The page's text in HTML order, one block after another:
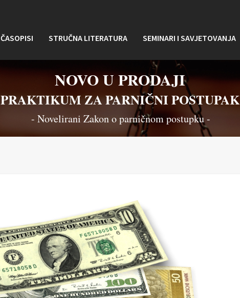
ČASOPISI STRUČNA LITERATURA SEMINARI I SAVJETOVANJA
NOVO U PRODAJI
PRAKTIKUM ZA PARNIČNI POSTUPAK
- Novelirani Zakon o parničnom postupku -